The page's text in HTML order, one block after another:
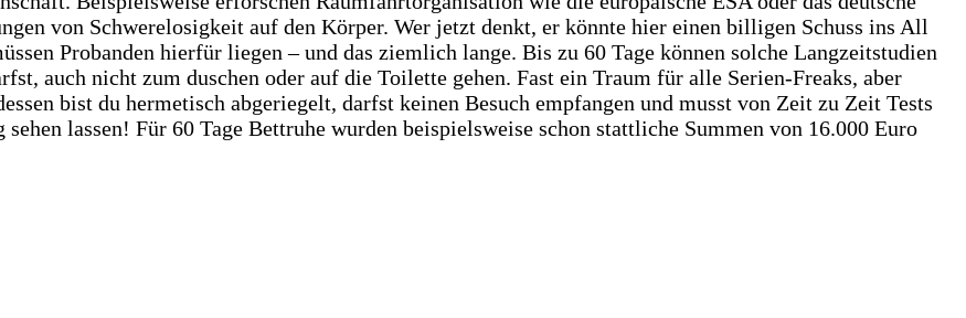
von Schwerelosigkeit auf den Körper. Wer jetzt denkt, er könnte hier einen billigen Schuss ins All
Probanden hierfür liegen – und das ziemlich lange. Bis zu 60 Tage können solche Langzeitstudien
auch nicht zum duschen oder auf die Toilette gehen. Fast ein Traum für alle Serien-Freaks, aber
bist du hermetisch abgeriegelt, darfst keinen Besuch empfangen und musst von Zeit zu Zeit Tests
lassen! Für 60 Tage Bettruhe wurden beispielsweise schon stattliche Summen von 16.000 Euro